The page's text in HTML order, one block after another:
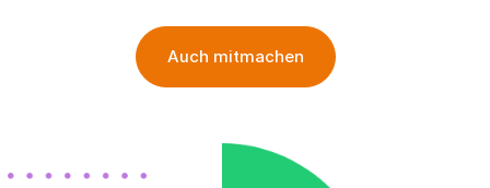
Auch mitmachen